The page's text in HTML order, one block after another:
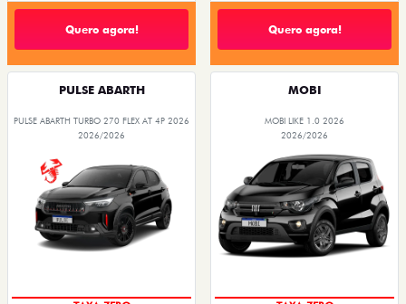
Quero agora! Quero agora!
PULSE ABARTH
PULSE ABARTH TURBO 270 FLEX AT 4P 2026
2026/2026
MOBI
MOBI LIKE 1.0 2026
2026/2026